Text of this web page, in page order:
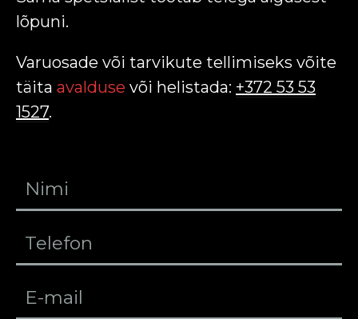
lõpuni.
Varuosade või tarvikute tellimiseks võite
täita avalduse või helistada: +372 53 53
1527.